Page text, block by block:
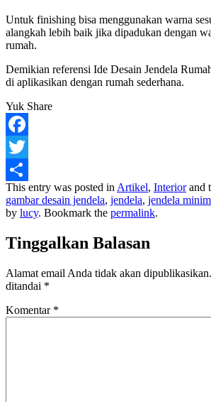
Untuk finishing bisa menggunakan warna
alangkah lebih baik jika dipadukan dengan
rumah.
Demikian referensi Ide Desain Jendela
di aplikasikan dengan rumah sederhana.
Yuk Share
Facebook
Twitter
Share
This entry was posted in Artikel, Interiorand
gambar desain jendela, jendela, jendela
by lucy. Bookmark the permalink.
Tinggalkan Balasan
Alamat email Anda tidak akan dipublikasikan.
ditandai *
Komentar *